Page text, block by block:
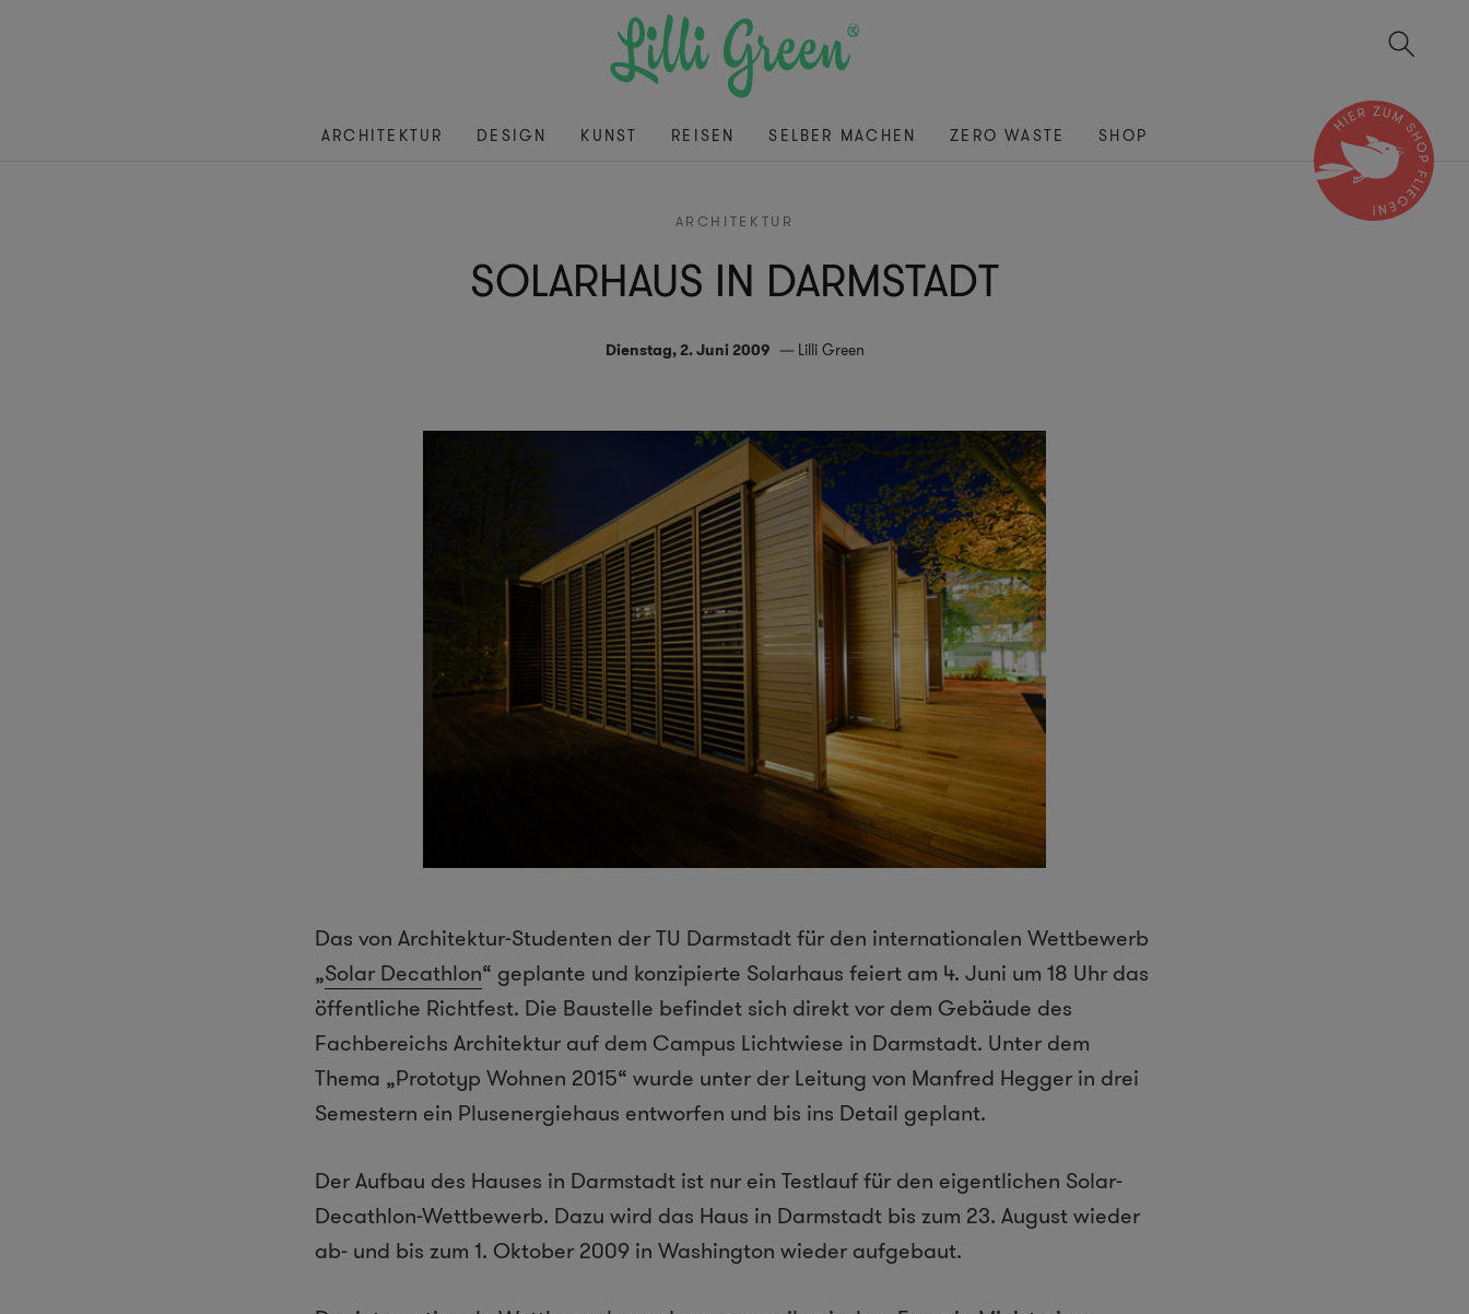
ARCHITEKTUR DESIGN KUNST REISEN SELBER MACHEN ZERO WASTE SHOP
ARCHITEKTUR
SOLARHAUS IN DARMSTADT
Dienstag, 2. Juni 2009 Lilli Green
Das von Architektur-Studenten der TU Darmstadt für den internationalen Wettbewerb
„Solar Decathlon“ geplante und konzipierte Solarhaus feiert am 4. Juni um 18 Uhr das
öffentliche Richtfest. Die Baustelle befindet sich direkt vor dem Gebäude des
Fachbereichs Architektur auf dem Campus Lichtwiese in Darmstadt. Unter dem
Thema „Prototyp Wohnen 2015“ wurde unter der Leitung von Manfred Hegger in drei
Semestern ein Plusenergiehaus entworfen und bis ins Detail geplant.
Der Aufbau des Hauses in Darmstadt ist nur ein Testlauf für den eigentlichen Solar-
Decathlon-Wettbewerb. Dazu wird das Haus in Darmstadt bis zum 23. August wieder
ab- und bis zum 1. Oktober 2009 in Washington wieder aufgebaut.